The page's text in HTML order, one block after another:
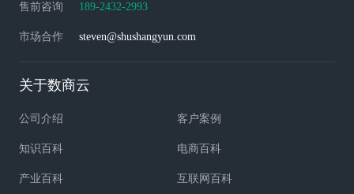
售前咨询 189-2432-2993
市场合作 steven@shushangyun.com
关于数商云
公司介绍 客户案例
知识百科 电商百科
产业百科 互联网百科